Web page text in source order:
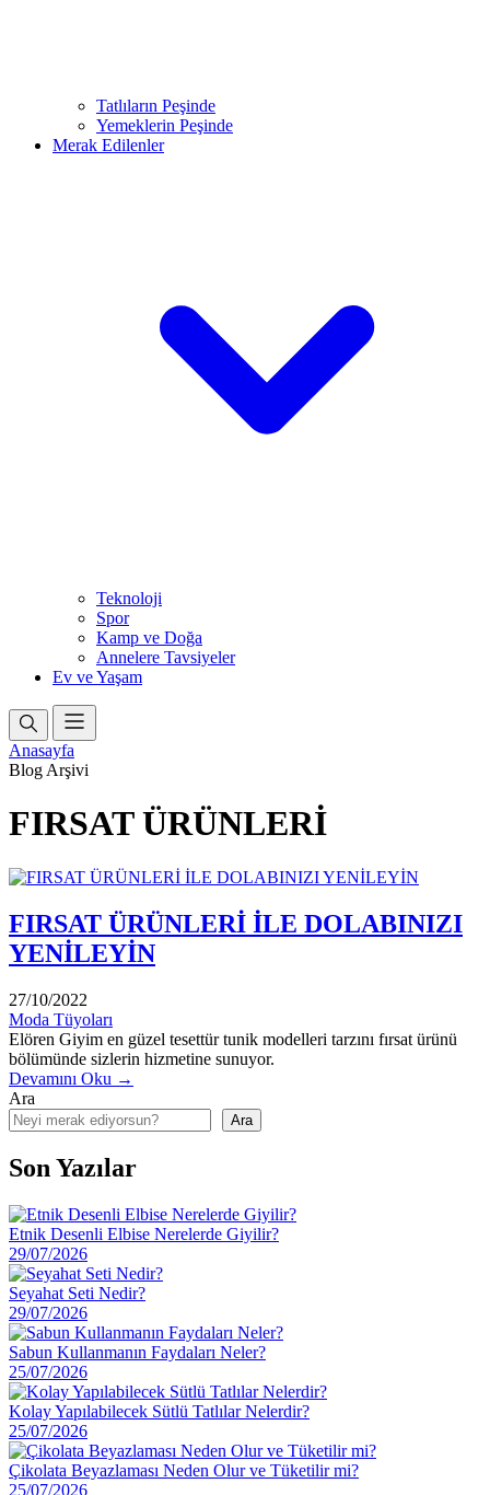
Tatlıların Peşinde
Yemeklerin Peşinde
Merak Edilenler
Teknoloji
Spor
Kamp ve Doğa
Annelere Tavsiyeler
Ev ve Yaşam
Anasayfa
Blog Arşivi
FIRSAT ÜRÜNLERİ
FIRSAT ÜRÜNLERİ İLE DOLABINIZI
YENİLEYİN
27/10/2022
Moda Tüyoları
Elören Giyim en güzel tesettür tunik modelleri tarzını fırsat ürünü
bölümünde sizlerin hizmetine sunuyor.
Devamını Oku →
Ara
Ara
Son Yazılar
Etnik Desenli Elbise Nerelerde Giyilir?
29/07/2026
Seyahat Seti Nedir?
29/07/2026
Sabun Kullanmanın Faydaları Neler?
25/07/2026
Kolay Yapılabilecek Sütlü Tatlılar Nelerdir?
25/07/2026
Çikolata Beyazlaması Neden Olur ve Tüketilir mi?
25/07/2026